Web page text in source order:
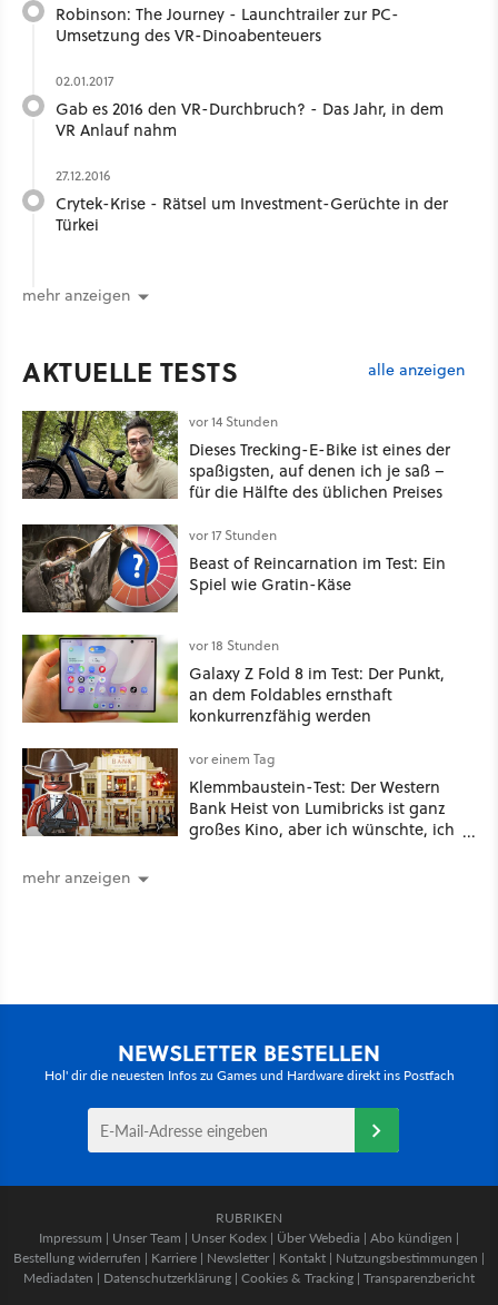
Robinson: The Journey - Launchtrailer zur PC-
Umsetzung des VR-Dinoabenteuers
02.01.2017
Gab es 2016 den VR-Durchbruch? - Das Jahr, in dem
VR Anlauf nahm
27.12.2016
Crytek-Krise - Rätsel um Investment-Gerüchte in der
Türkei
mehr anzeigen
AKTUELLE TESTS alle anzeigen
vor 14 Stunden
Dieses Trecking-E-Bike ist eines der
spaßigsten, auf denen ich je saß –
für die Hälfte des üblichen Preises
vor 17 Stunden
Beast of Reincarnation im Test: Ein
Spiel wie Gratin-Käse
vor 18 Stunden
Galaxy Z Fold 8 im Test: Der Punkt,
an dem Foldables ernsthaft
konkurrenzfähig werden
vor einem Tag
Klemmbaustein-Test: Der Western
Bank Heist von Lumibricks ist ganz
großes Kino, aber ich wünschte, ich
mehr anzeigen
NEWSLETTER BESTELLEN
Hol' dir die neuesten Infos zu Games und Hardware direkt ins Postfach
RUBRIKEN
Impressum | Unser Team | Unser Kodex | Über Webedia | Abo kündigen |
Bestellung widerrufen | Karriere | Newsletter | Kontakt | Nutzungsbestimmungen |
Mediadaten | Datenschutzerklärung | Cookies & Tracking | Transparenzbericht